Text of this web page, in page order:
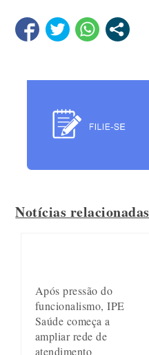
Notícias relacionadas
Após pressão do
funcionalismo, IPE
Saúde começa a
ampliar rede de
atendimento